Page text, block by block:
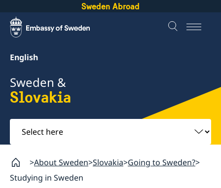
Sweden Abroad
English
Sweden &
Slovakia
Select
here
About Sweden Slovakia Going to Sweden?
Studying in Sweden